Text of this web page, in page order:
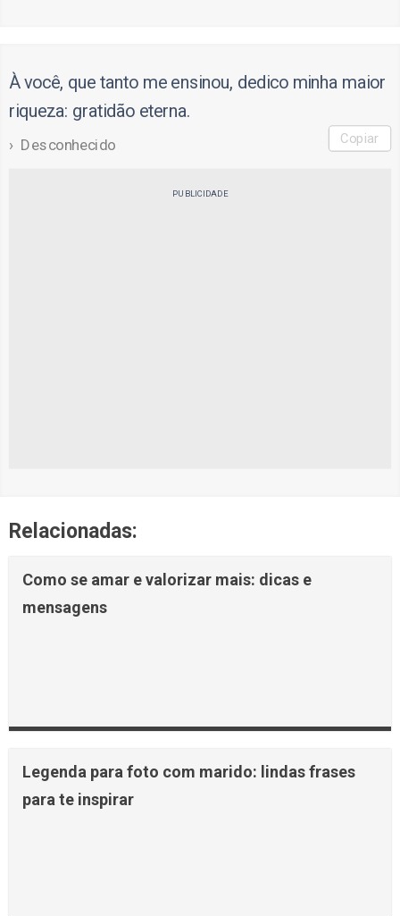
À você, que tanto me ensinou, dedico minha maior
riqueza: gratidão eterna.
Desconhecido Copiar
PUBLICIDADE
Relacionadas:
Como se amar e valorizar mais: dicas e
mensagens
Legenda para foto com marido: lindas frases
para te inspirar